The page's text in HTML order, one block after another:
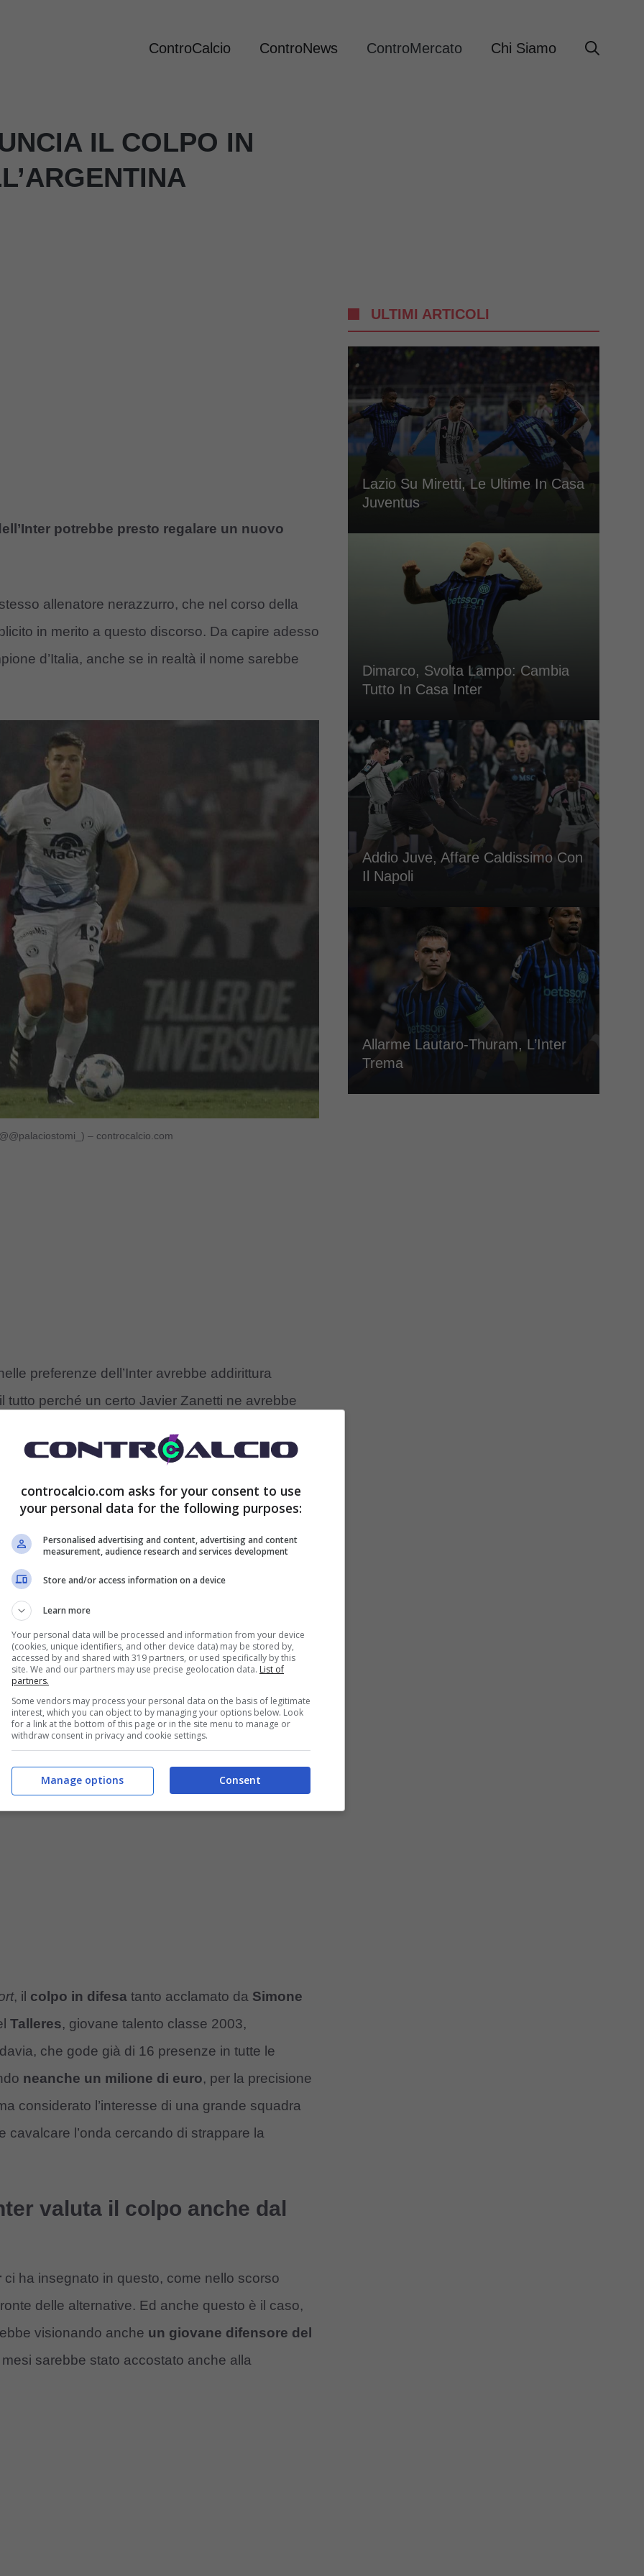
ControCalcio ControNews ControMercato Chi Siamo
IL COLPO IN
potrebbe presto regalare un nuovo
allenatore nerazzurro, che nel corso della
in merito a questo discorso. Da capire adesso
d’Italia, anche se in realtà il nome sarebbe
– controcalcio.com
preferenze dell’Inter avrebbe addirittura
perché un certo Javier Zanetti ne avrebbe
è una scommessa di
in entrata dell’Inter, che sembrerebbe
notizie, infatti,
Oaktree vorrebbe regalare a
difesa
della conferenza stampa di ieri pomeriggio.
stati fatti diversi nomi interessanti, ma
posata su ungiovane talento argentino,
che daJavier Zanetti, uno che con il calcio
, il colpo in difesa tanto acclamato da Simone
Talleres, giovane talento classe 2003,
che gode già di 16 presenze in tutte le
neanche un milione di euro, per la precisione
considerato l’interesse di una grande squadra
cavalcare l’onda cercando di strappare la
valuta il colpo anche dal
ci ha insegnato in questo, come nello scorso
delle alternative. Ed anche questo è il caso,
visionando anche un giovane difensore del
sarebbe stato accostato anche alla
ULTIMI ARTICOLI
Lazio Su Miretti, Le Ultime In Casa
Juventus
Dimarco, Svolta Lampo: Cambia
Tutto In Casa Inter
Addio Juve, Affare Caldissimo Con
Il Napoli
Allarme Lautaro-Thuram, L’Inter
Trema
controcalcio.com asks for your consent to use
your personal data for the following purposes:
Personalised advertising and content, advertising and content
measurement, audience research and services development
Store and/or access information on a device
Learn more
Your personal data will be processed and information from your device
(cookies, unique identifiers, and other device data) may be stored by,
accessed by and shared with 319 partners, or used specifically by this
site. We and our partners may use precise geolocation data. List of
partners.
Some vendors may process your personal data on the basis of legitimate
interest, which you can object to by managing your options below. Look
for a link at the bottom of this page or in the site menu to manage or
withdraw consent in privacy and cookie settings.
Consent
Manage options